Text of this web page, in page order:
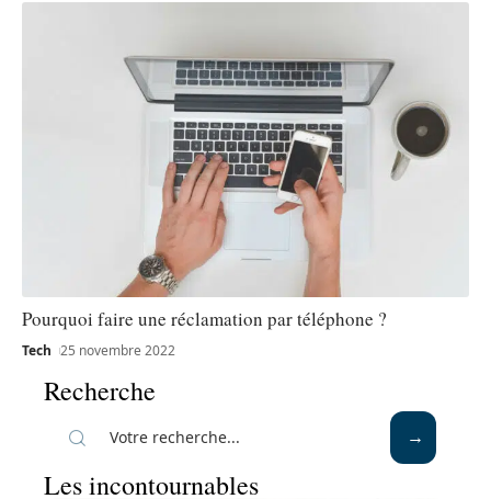
Pourquoi faire une réclamation par téléphone ?
Tech 25 novembre 2022
Recherche
Les incontournables